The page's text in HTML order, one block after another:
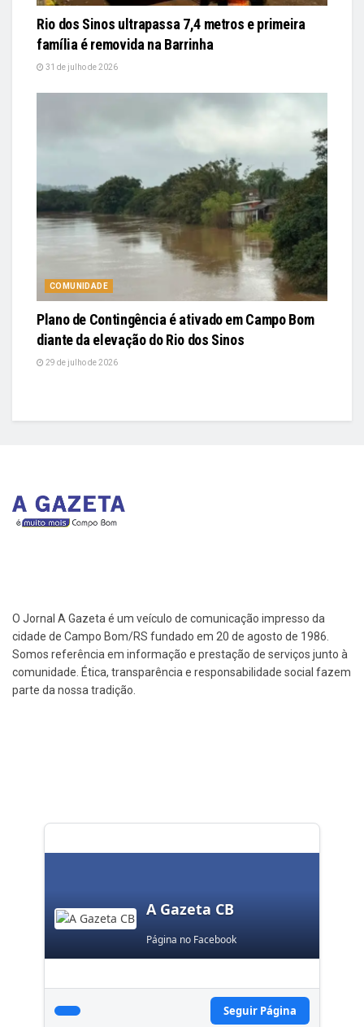
Rio dos Sinos ultrapassa 7,4 metros e primeira
família é removida na Barrinha
31 de julho de 2026
COMUNIDADE
Plano de Contingência é ativado em Campo Bom
diante da elevação do Rio dos Sinos
29 de julho de 2026
O Jornal A Gazeta é um veículo de comunicação impresso da
cidade de Campo Bom/RS fundado em 20 de agosto de 1986.
Somos referência em informação e prestação de serviços junto à
comunidade. Ética, transparência e responsabilidade social fazem
parte da nossa tradição.
A Gazeta CB
Página no Facebook
Seguir Página